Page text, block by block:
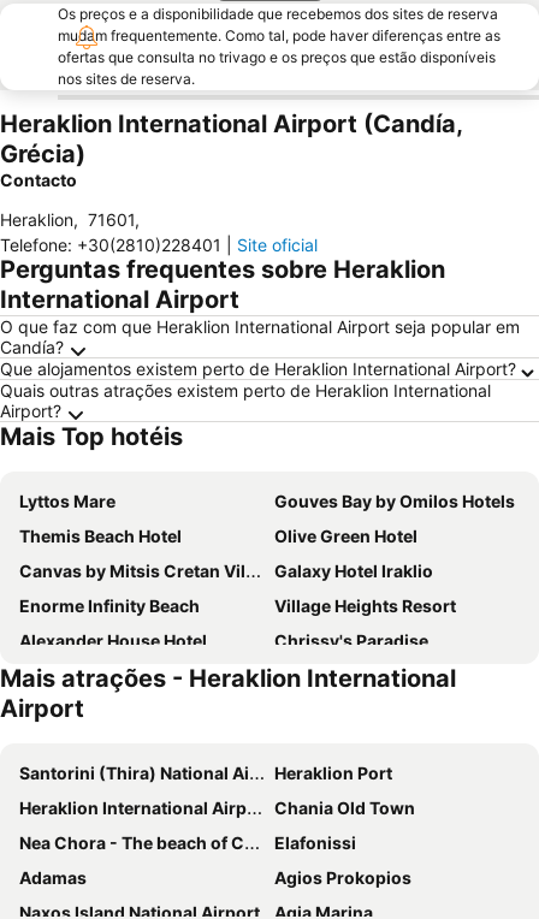
Os preços e a disponibilidade que recebemos dos sites de reserva
mudam frequentemente. Como tal, pode haver diferenças entre as
ofertas que consulta no trivago e os preços que estão disponíveis
nos sites de reserva.
Heraklion International Airport (Candía,
Grécia)
Contacto
Heraklion, 71601,
Telefone: +30(2810)228401 Site oficial
Perguntas frequentes sobre Heraklion
International Airport
O que faz com que Heraklion International Airport seja popular em
Candía?
Que alojamentos existem perto de Heraklion International Airport?
Quais outras atrações existem perto de Heraklion International
Airport?
Mais Top hotéis
Lyttos Mare
Gouves Bay by Omilos Hotels
Themis Beach Hotel
Olive Green Hotel
Canvas by Mitsis Cretan Village
Galaxy Hotel Iraklio
Enorme Infinity Beach
Village Heights Resort
Alexander House Hotel
Chrissy's Paradise
Nikolas Villas
Malena Hotel & Suites - Adults Only by Omilos Hotels
Hersonissos Village
Mitsis Royal Mare
Marilena Hotel
Petousis Hotel & Suites
Hersonissos Palace
Aquila Atlantis Hotel
Metropole Urban Hotel
Vasia Royal Hotel
SENSEANA Sea Side Resort & Aquadventure
Mais atrações - Heraklion International
Airport
Santorini (Thira) National Airport
Heraklion Port
Heraklion International Airport
Chania Old Town
Nea Chora - The beach of Chania
Elafonissi
Adamas
Agios Prokopios
Naxos Island National Airport
Agia Marina